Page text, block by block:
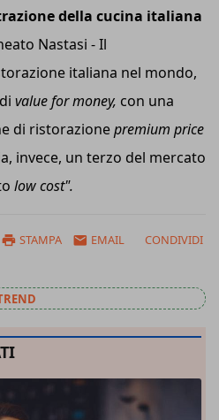
della cucina italiana
Nastasi - Il
italiana nel mondo,
value for money, con una
di ristorazionepremium price
invece, un terzo del mercato
low cost".
STAMPA EMAIL CONDIVIDI